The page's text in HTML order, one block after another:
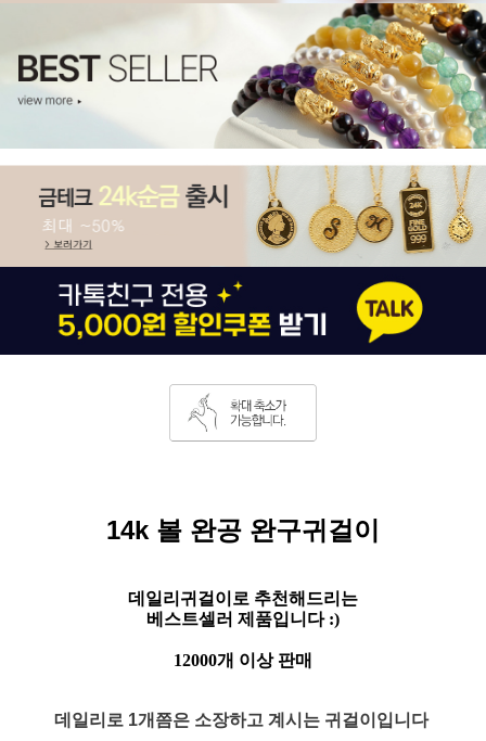
14k 볼 완공 완구귀걸이
데일리귀걸이로 추천해드리는
베스트셀러 제품입니다 :)
12000개 이상 판매
데일리로 1개쯤은 소장하고 계시는 귀걸이입니다